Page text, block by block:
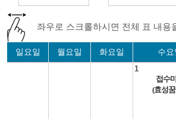
좌우로 스크롤하시면 전체 표 내용
일요일 월요일 화요일 수요
1
접수
(효성